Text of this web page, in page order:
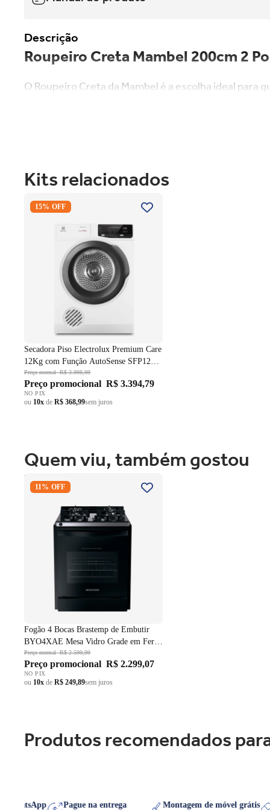
Descrição
Roupeiro Creta Mambel 200cm 2
O Roupeiro Creta da Mambel é a escolha ideal
Cabideiro extensível basculante: Promove otimização e
Fabricado 100% em MDF: estrutura robusta e durável
Pintura fosca com acabamento em verniz de alta
Sistema deslizante flutuante: leveza e suavidade ao abrir
Ferragens de alta qualidade e montagem minifix
Design moderno com excelente aproveitamento interno
Ideal para dormitórios que precisam de funcionalidade e
Kits relacionados
Care 12Kg com Função AutoSense
15% OFF
Secadora Piso Electrolux Premium Care
12Kg com Função AutoSense SFP12
Branco 220V
Preço normalR$ 3.998,99
Preço promocional R$ 3.394,79
NO PIX
ou 10x de R$ 368,99sem juros
Quem viu, também gostou
Fogão 4 Bocas Brastemp de
Embutir BYO4XAE Mesa Vidro
Chama Preto Bivolt
11% OFF
Fogão 4 Bocas Brastemp de Embutir
BYO4XAE Mesa Vidro Grade em Ferro
Fundido Dupla Chama Preto Bivolt
Preço normalR$ 2.599,99
Preço promocional R$ 2.299,07
NO PIX
ou 10x de R$ 249,89sem juros
Produtos recomendados
no WhatsApp Pague na entrega Montagem de móvel